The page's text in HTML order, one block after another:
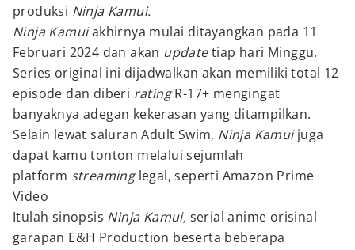
produksi Ninja Kamui.
Ninja Kamuiakhirnya mulai ditayangkan pada 11
Februari 2024 dan akan updatetiap hari Minggu.
Series original ini dijadwalkan akan memiliki total 12
episode dan diberi ratingR-17+ mengingat
banyaknya adegan kekerasan yang ditampilkan.
Selain lewat saluran Adult Swim, Ninja Kamuijuga
dapat kamu tonton melalui sejumlah
platform streaminglegal, seperti Amazon Prime
Video
Itulah sinopsis Ninja Kamui, serial anime orisinal
garapan E&H Production beserta beberapa